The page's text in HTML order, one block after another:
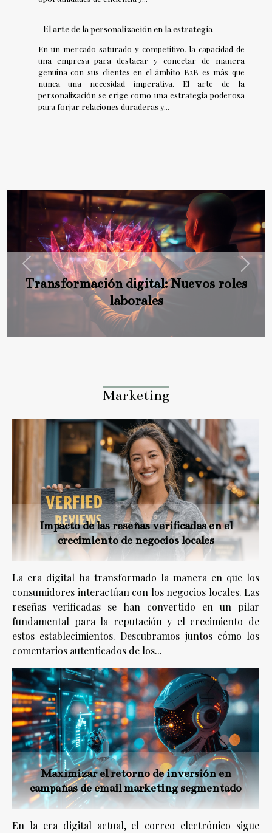
El arte de la personalización en la estrategia
En un mercado saturado y competitivo, la capacidad de
una empresa para destacar y conectar de manera
genuina con sus clientes en el ámbito B2B es más que
nunca una necesidad imperativa. El arte de la
personalización se erige como una estrategia poderosa
para forjar relaciones duraderas y...
Transformación digital: Nuevos roles
laborales
Previous Next
Marketing
Impacto de las reseñas verificadas en el
crecimiento de negocios locales
La era digital ha transformado la manera en que los
consumidores interactúan con los negocios locales. Las
reseñas verificadas se han convertido en un pilar
fundamental para la reputación y el crecimiento de
estos establecimientos. Descubramos juntos cómo los
comentarios autenticados de los...
Maximizar el retorno de inversión en
campañas de email marketing segmentado
En la era digital actual, el correo electrónico sigue